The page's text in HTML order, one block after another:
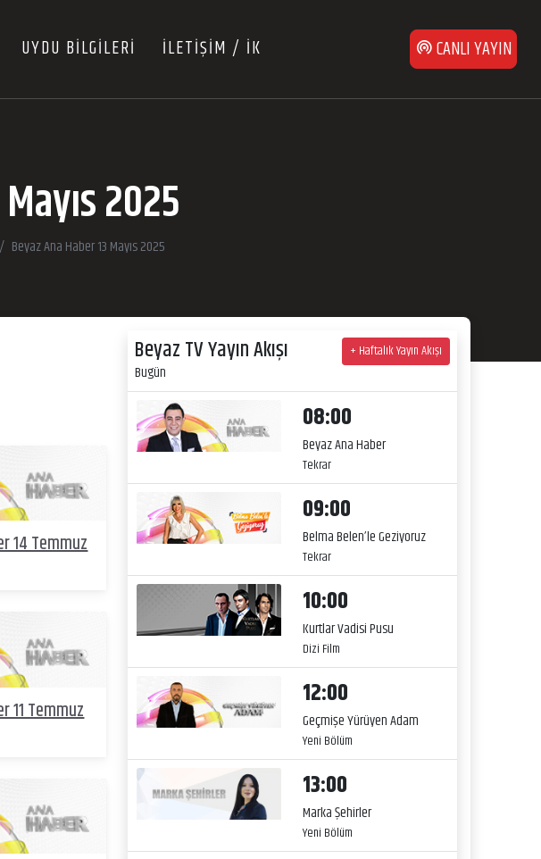
UYDU BİLGİLERİ İLETİŞİM / İK CANLI YAYIN
2025
Beyaz Ana Haber 13 Mayıs 2025
14 Temmuz
11 Temmuz
Beyaz TV Yayın Akışı
Bugün
+ Haftalık Yayın Akışı
08:00
Beyaz Ana Haber
Tekrar
09:00
Belma Belen’le Geziyoruz
Tekrar
10:00
Kurtlar Vadisi Pusu
Dizi Film
12:00
Geçmişe Yürüyen Adam
Yeni Bölüm
13:00
Marka Şehirler
Yeni Bölüm